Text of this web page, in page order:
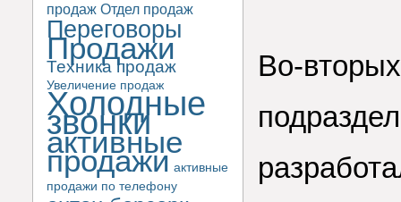
продаж Отдел продаж
Переговоры
Продажи
Техника продаж
Увеличение продаж
Холодные
звонки
активные
продажи активные
продажи по телефону
Во-